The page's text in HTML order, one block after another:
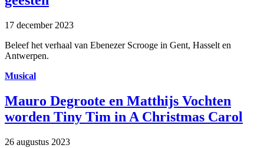
17 december 2023
Beleef het verhaal van Ebenezer Scrooge in Gent, Hasselt en
Antwerpen.
Musical
Mauro Degroote en Matthijs Vochten
worden Tiny Tim in A Christmas Carol
26 augustus 2023